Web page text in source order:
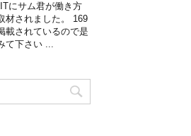
にサム君が働き方
材されました。 169
載されているので是
て下さい ...